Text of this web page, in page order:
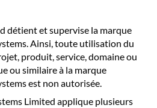
détient et supervise la marque
Ainsi, toute utilisation du
produit, service, domaine ou
ou similaire à la marque
est non autorisée.
Limited applique plusieurs